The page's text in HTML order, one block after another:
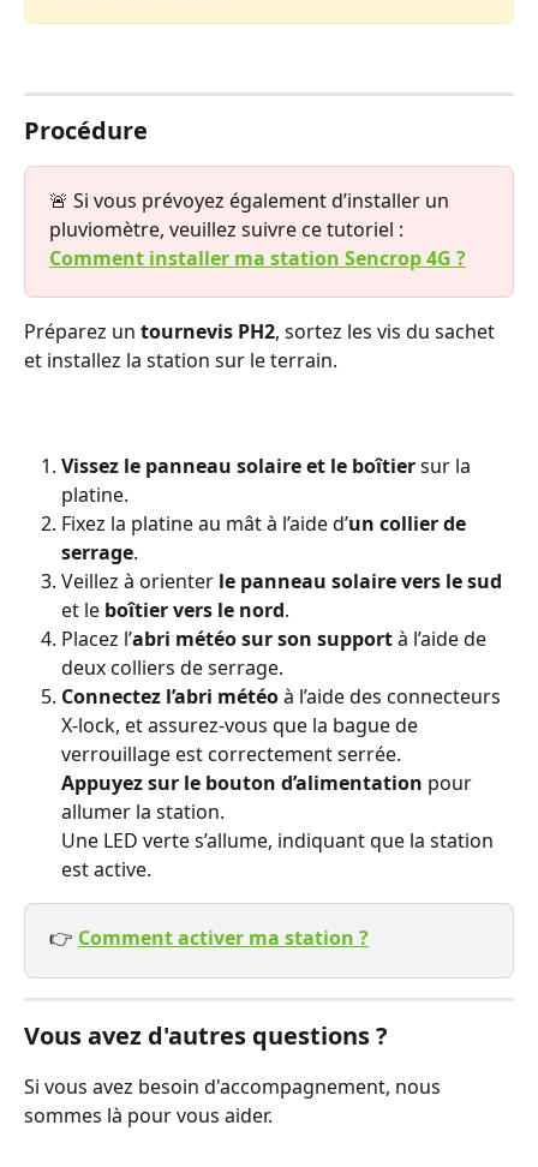
Procédure
🚨 Si vous prévoyez également d’installer un
pluviomètre, veuillez suivre ce tutoriel :
Comment installer ma station Sencrop 4G ?
Préparez un tournevis PH2, sortez les vis du sachet
et installez la station sur le terrain.
Vissez le panneau solaire et le boîtier sur la
platine.
Fixez la platine au mât à l’aide d’un collier de
serrage.
Veillez à orienter le panneau solaire vers le sud
et le boîtier vers le nord.
Placez l’abri météo sur son support à l’aide de
deux colliers de serrage.
Connectez l’abri météo à l’aide des connecteurs
X-lock, et assurez-vous que la bague de
verrouillage est correctement serrée.
Appuyez sur le bouton d’alimentation pour
allumer la station.
Une LED verte s’allume, indiquant que la station
est active.
👉 Comment activer ma station ?
Vous avez d'autres questions ?
Si vous avez besoin d'accompagnement, nous
sommes là pour vous aider.